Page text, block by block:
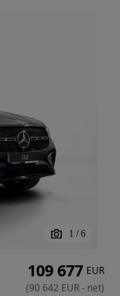
1 / 6
109 677 EUR
(90 642 EUR- net)